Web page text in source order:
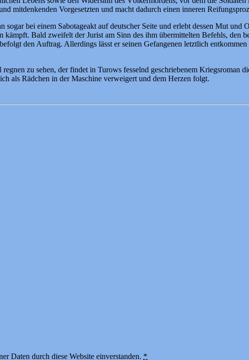
mitdenkenden Vorgesetzten und macht dadurch einen inneren
bei einem Sabotageakt auf deutscher Seite und erlebt dessen Mut und
Bald zweifelt der Jurist am Sinn des ihm übermittelten Befehls, den
den Auftrag. Allerdings lässt er seinen Gefangenen letztlich
zu sehen, der findet in Turows fesselnd geschriebenem Kriegsroman
als Rädchen in der Maschine verweigert und dem Herzen folgt.
Daten durch diese Website einverstanden. *